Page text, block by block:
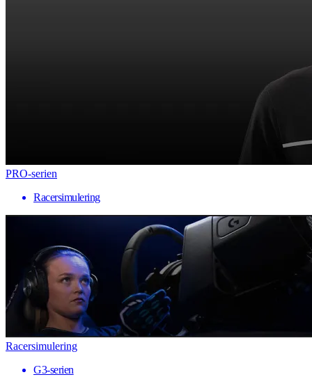
PRO-serien
Racersimulering
Racersimulering
G3-serien